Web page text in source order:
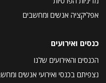
אפליקציה אנשים ומחשבים
כנסים ואירועים
הכנסים והאירועים שלנו
נצפיתם בכנסי ואירועי אנשים